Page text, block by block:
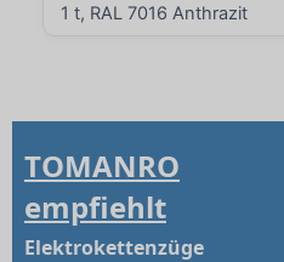
1 t, RAL 7016 Anthrazit
TOMANRO
empfiehlt
Elektrokettenzüge